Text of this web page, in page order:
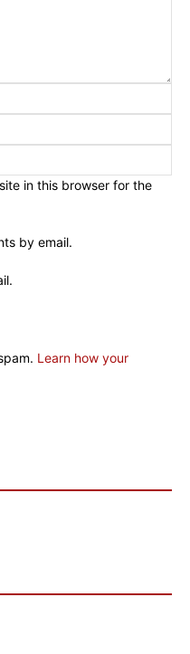
in this browser for the
by email.
Learn how your